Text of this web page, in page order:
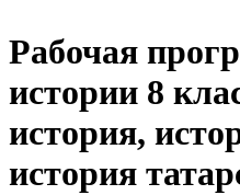
Рабочая
истории 8
история,
история